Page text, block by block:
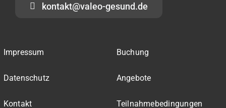
kontakt@valeo-gesund.de
Impressum
Datenschutz
Kontakt
Buchung
Angebote
Teilnahmebedingungen